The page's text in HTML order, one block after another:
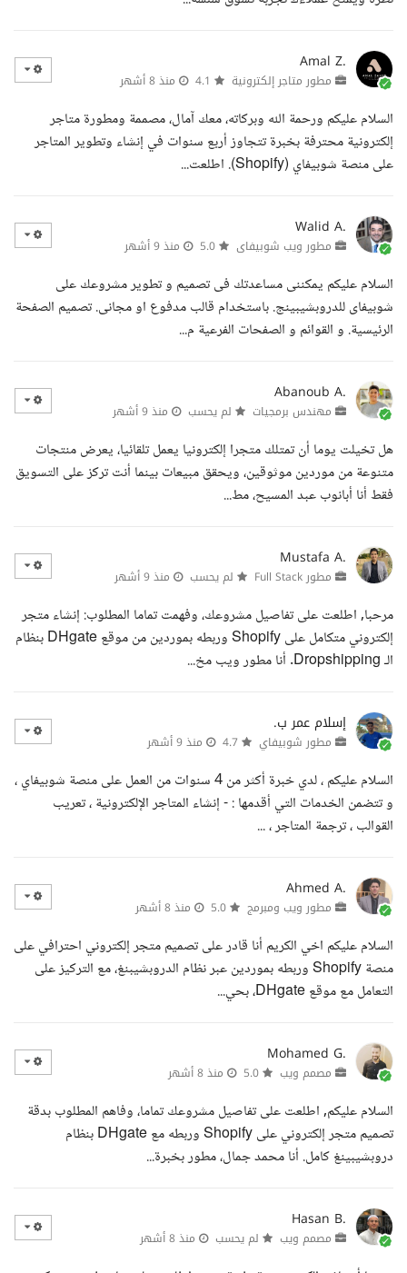
Amal Z.
مطور متاجر إلكترونية منذ 8 أشهر
السلام عليكم ورحمة الله وبركاته، معك آمال، مصممة ومطورة متاجر
إلكترونية محترفة بخبرة تتجاوز أربع سنوات في إنشاء وتطوير المتاجر
على منصة شوبيفاي (Shopify). اطلعت...
Walid A.
مطور ويب شوبيفاى منذ 9 أشهر
السلام عليكم يمكننى مساعدتك فى تصميم و تطوير مشروعك على
شوبيفاى للدروبشيبينج. باستخدام قالب مدفوع او مجانى. تصميم الصفحة
الرئيسية. و القوائم و الصفحات الفرعية م...
Abanoub A.
مهندس برمجيات لم يحسب منذ 9 أشهر
هل تخيلت يوما أن تمتلك متجرا إلكترونيا يعمل تلقائيا، يعرض منتجات
متنوعة من موردين موثوقين، ويحقق مبيعات بينما أنت تركز على التسويق
فقط أنا أبانوب عبد المسيح، مط...
Mustafa A.
مطور Full Stack لم يحسب منذ 9 أشهر
مرحبا, اطلعت على تفاصيل مشروعك، وفهمت تماما المطلوب: إنشاء متجر
إلكتروني متكامل على Shopify وربطه بموردين من موقع DHgate بنظام
الـ Dropshipping. أنا مطور ويب مخ...
إسلام عمر ب.
مطور شوبيفاي منذ 9 أشهر
السلام عليكم ، لدي خبرة أكثر من 4 سنوات من العمل على منصة شوبيفاي ،
و تتضمن الخدمات التي أقدمها : - إنشاء المتاجر الإلكترونية ، تعريب
القوالب ، ترجمة المتاجر ، ...
Ahmed A.
مطور ويب ومبرمج منذ 8 أشهر
السلام عليكم اخي الكريم أنا قادر على تصميم متجر إلكتروني احترافي على
منصة Shopify وربطه بموردين عبر نظام الدروبشيبنغ، مع التركيز على
التعامل مع موقع DHgate، بحي...
Mohamed G.
مصمم ويب منذ 8 أشهر
السلام عليكم, اطلعت على تفاصيل مشروعك تماما، وفاهم المطلوب بدقة
تصميم متجر إلكتروني على Shopify وربطه مع DHgate بنظام
دروبشيبينغ كامل. أنا محمد جمال، مطور بخبرة...
Hasan B.
مصمم ويب لم يحسب منذ 8 أشهر